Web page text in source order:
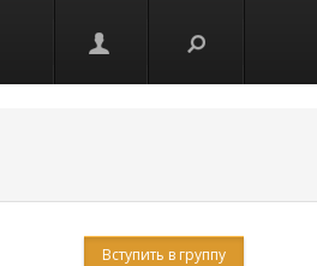
Вступить в группу